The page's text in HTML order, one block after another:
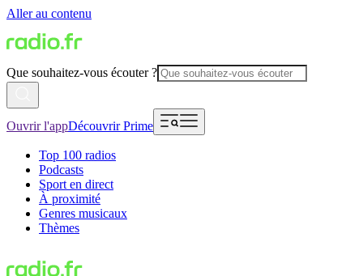
Aller au contenu
Que souhaitez-vous écouter ?
Ouvrir l'appDécouvrir Prime
Top 100 radios
Podcasts
Sport en direct
À proximité
Genres musicaux
Thèmes